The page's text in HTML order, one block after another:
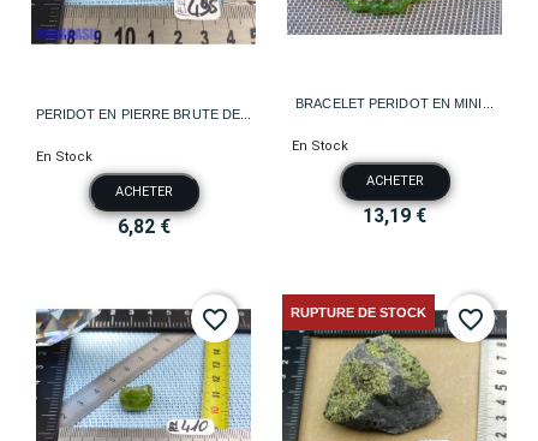
PERIDOT EN PIERRE BRUTE DE...
En Stock
ACHETER
6,82 €
BRACELET PERIDOT EN MINI...
En Stock
ACHETER
13,19 €
favorite_border RUPTURE DE STOCK favorite_border